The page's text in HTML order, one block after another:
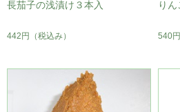
長茄子の浅漬け３本入
442円 （税込み）
り
540円